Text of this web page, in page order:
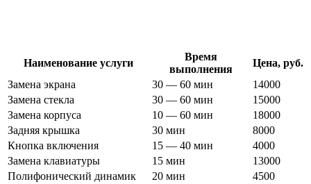
Наименование услуги
Время
выполнения
Цена, руб.
Замена экрана
30 — 60 мин
14000
Замена стекла
30 — 60 мин
15000
Замена корпуса
10 — 60 мин
18000
Задняя крышка
30 мин
8000
Кнопка включения
15 — 40 мин
4000
Замена клавиатуры
15 мин
13000
Полифонический динамик
20 мин
4500